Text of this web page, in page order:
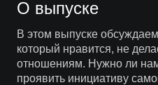
О выпуске
В этом выпуске
который нравится, не
отношениям. Нужно ли
проявить инициативу